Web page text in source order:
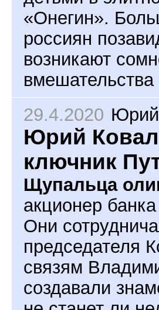
«Онегин».
россиян
возникают
29.4.2020 Юрий
Юрий
ключник
Щупальца
акционер
Они
председателя
связям
создавали